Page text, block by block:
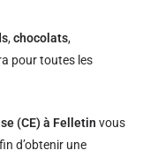
,chocolats,
pour toutes les
(CE) à Felletin vous
d’obtenir une